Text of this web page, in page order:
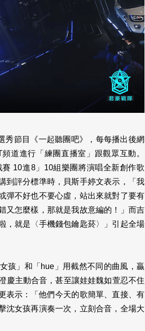
秀節目《一起聽團吧》，每每播出後網
道進行「練團直播室」跟觀眾互動。
10進8」10組樂團將演唱全新創作歌
到評分標準時，貝斯手婷文表示，「我
彈不好也不要心虛，站出來就對了要有
又怎麼樣，那就是我故意編的！」而吉
，就是〈手機錢包鑰匙菸〉」引起全場
孩」和「hue」用截然不同的曲風，贏
慶主動合音，甚至讓娃娃魏如萱忍不住
表示：「他們今天的歌簡單、直接、有
沈女孩再演奏一次，立刻合音，全場大